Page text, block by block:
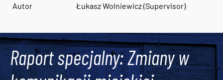
Autor Łukasz Wolniewicz (Supervisor)
Raport specjalny: Zmiany w